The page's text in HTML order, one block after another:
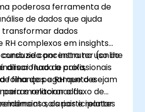
poderosa ferramenta de
de dados que ajuda
transformar dados
RH complexos em insights
curso se concentra no uso do
fluxo de caixa,
folha de pagamento e
relacionadas.
por instrutor (online
direcionada a profissionais
finanças e RH que desejam
para monitorar o fluxo de
salariais e relatar
os participantes